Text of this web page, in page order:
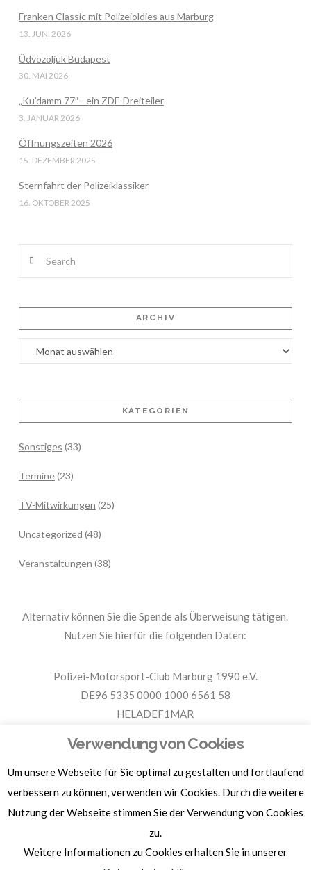
Franken Classic mit Polizeioldies aus Marburg
13. JUNI 2026
Üdvözöljük Budapest
30. MAI 2026
„Ku’damm 77″– ein ZDF-Dreiteiler
3. JANUAR 2026
Öffnungszeiten 2026
15. DEZEMBER 2025
Sternfahrt der Polizeiklassiker
16. OKTOBER 2025
ARCHIV
Archiv
KATEGORIEN
Sonstiges (33)
Termine(23)
TV-Mitwirkungen (25)
Uncategorized (48)
Veranstaltungen (38)
Alternativ können Sie die Spende als Überweisung tätigen.
Nutzen Sie hierfür die folgenden Daten:
Polizei-Motorsport-Club Marburg 1990 e.V.
DE96 5335 0000 1000 6561 58
HELADEF1MAR
Für Spendenbescheinigungen, Sachspenden und weitere
Informationen, hier klicken.
Homepage byBAM-WERBUNG
Verwendung von Cookies
Um unsere Webseite für Sie optimal zu gestalten und fortlaufend
verbessern zu können, verwenden wir Cookies. Durch die weitere
Nutzung der Webseite stimmen Sie der Verwendung von Cookies
zu.
Weitere Informationen zu Cookies erhalten Sie in unserer